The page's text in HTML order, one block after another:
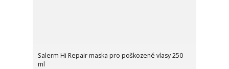
Salerm Hi Repair maska pro poškozené vlasy 250
ml